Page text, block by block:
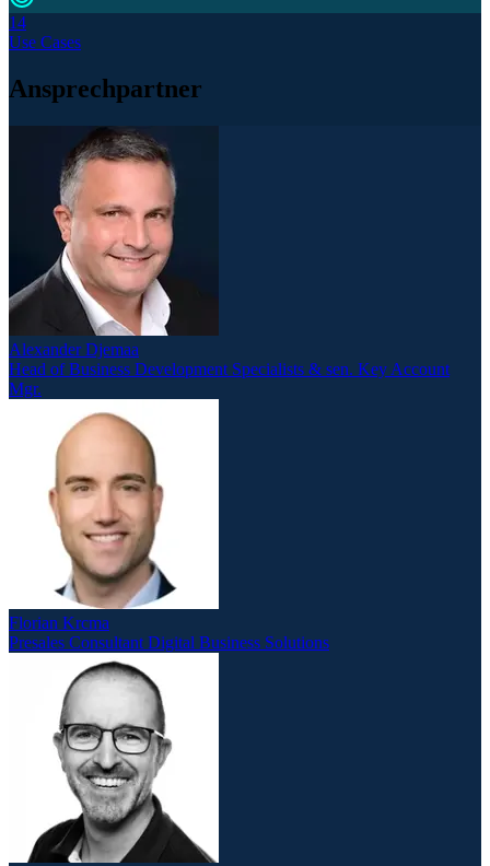
14
Use Cases
Ansprechpartner
Alexander Djemaa
Head of Business Development Specialists & sen. Key Account
Mgr.
Florian Krcma
Presales Consultant Digital Business Solutions